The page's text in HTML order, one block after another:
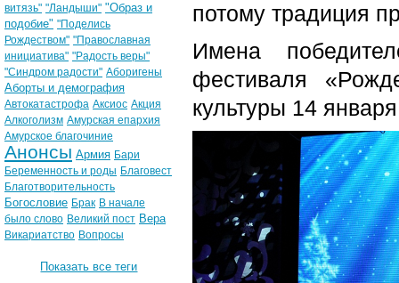
потому традиция
Имена
фестиваля
культуры 14
витязь" "Ландыши" "Образ и
подобие" "Поделись
Рождеством" "Православная
инициатива" "Радость веры"
"Синдром радости" Аборигены
Аборты и демография
Автокатастрофа Аксиос Акция
Алкоголизм Амурская епархия
Амурское благочиние
Анонсы Армия Бари
Беременность и роды Благовест
Благотворительность
Богословие Брак В начале
было слово Великий пост Вера
Викариатство Вопросы
Показать все теги